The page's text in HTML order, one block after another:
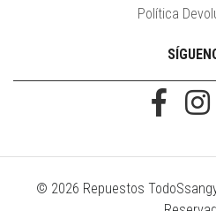
Política
© 2026 Repuestos